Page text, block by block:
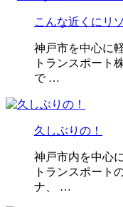
こんな近くにリ
神戸市を中心に
トランスポート
で …
久しぶりの！
神戸市内を中心
トランスポート
ナ、 …